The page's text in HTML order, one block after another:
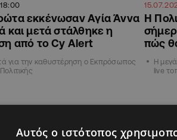
18:00
εκκένωσαν Αγία Άννα
και μετά στάλθηκε η
από το Cy Alert
για την καθυστέρηση ο Εκπρόσωπος
Η
πώς
Η
live
Αυτός ο ιστότοπος